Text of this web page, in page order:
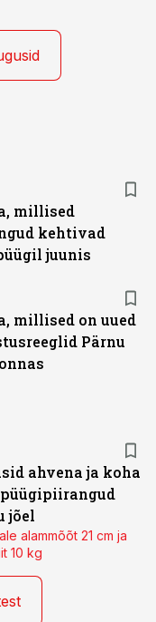
millised
kehtivad
juunis
millised on uued
Pärnu
ahvena ja koha
jõel
alammõõt 21 cm ja
10 kg